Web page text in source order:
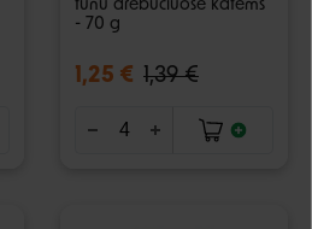
tunu drebučiuose katėms
- 70 g
1,25 € 1,39 €